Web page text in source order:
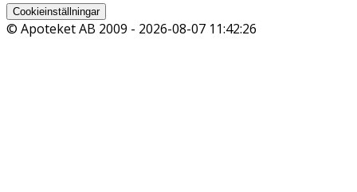
Cookieinställningar
© Apoteket AB 2009 - 2026-08-07 11:42:26